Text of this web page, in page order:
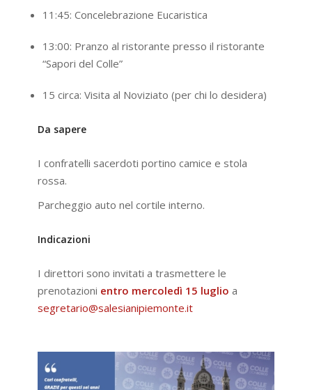
11:45: Concelebrazione Eucaristica
13:00: Pranzo al ristorante presso il ristorante
“Sapori del Colle”
15 circa: Visita al Noviziato (per chi lo desidera)
Da sapere
I confratelli sacerdoti portino camice e stola
rossa.
Parcheggio auto nel cortile interno.
Indicazioni
I direttori sono invitati a trasmettere le
prenotazioni entro mercoledì 15 luglio a
segretario@salesianipiemonte.it